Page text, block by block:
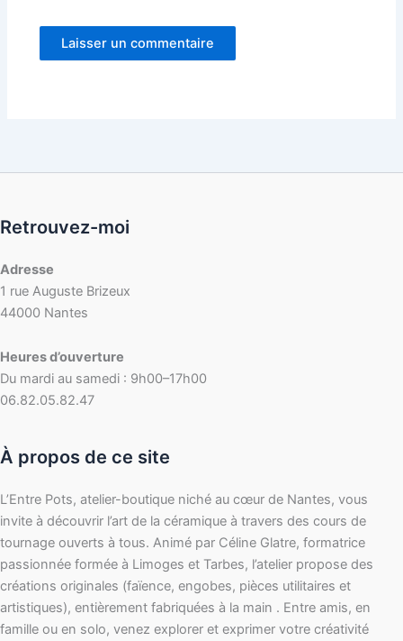
Retrouvez-moi
Adresse
1 rue Auguste Brizeux
44000 Nantes
Heures d’ouverture
Du mardi au samedi : 9h00–17h00
06.82.05.82.47
À propos de ce site
L’Entre Pots, atelier-boutique niché au cœur de Nantes, vous
invite à découvrir l’art de la céramique à travers des cours de
tournage ouverts à tous. Animé par Céline Glatre, formatrice
passionnée formée à Limoges et Tarbes, l’atelier propose des
créations originales (faïence, engobes, pièces utilitaires et
artistiques), entièrement fabriquées à la main . Entre amis, en
famille ou en solo, venez explorer et exprimer votre créativité